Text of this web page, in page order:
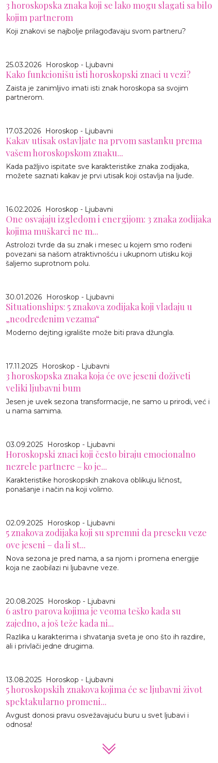
3 horoskopska znaka koji se lako mogu slagati sa bilo
kojim partnerom
Koji znakovi se najbolje prilagođavaju svom partneru?
25.03.2026 Horoskop - Ljubavni
Kako funkcionišu isti horoskopski znaci u vezi?
Zaista je zanimljivo imati isti znak horoskopa sa svojim
partnerom.
17.03.2026 Horoskop - Ljubavni
Kakav utisak ostavljate na prvom sastanku prema
vašem horoskopskom znaku...
Kada pažljivo ispitate sve karakteristike znaka zodijaka,
možete saznati kakav je prvi utisak koji ostavlja na ljude.
16.02.2026 Horoskop - Ljubavni
One osvajaju izgledom i energijom: 3 znaka zodijaka
kojima muškarci ne m...
Astrolozi tvrde da su znak i mesec u kojem smo rođeni
povezani sa našom atraktivnošću i ukupnom utisku koji
šaljemo suprotnom polu.
30.01.2026 Horoskop - Ljubavni
Situationships: 5 znakova zodijaka koji vladaju u
„neodređenim vezama“
Moderno dejting igralište može biti prava džungla.
17.11.2025 Horoskop - Ljubavni
3 horoskopska znaka koja će ove jeseni doživeti
veliki ljubavni bum
Jesen je uvek sezona transformacije, ne samo u prirodi, već i
u nama samima.
03.09.2025 Horoskop - Ljubavni
Horoskopski znaci koji često biraju emocionalno
nezrele partnere – ko je...
Karakteristike horoskopskih znakova oblikuju ličnost,
ponašanje i način na koji volimo.
02.09.2025 Horoskop - Ljubavni
5 znakova zodijaka koji su spremni da preseku veze
ove jeseni – da li st...
Nova sezona je pred nama, a sa njom i promena energije
koja ne zaobilazi ni ljubavne veze.
20.08.2025 Horoskop - Ljubavni
6 astro parova kojima je veoma teško kada su
zajedno, a još teže kada ni...
Razlika u karakterima i shvatanja sveta je ono što ih razdire,
ali i privlači jedne drugima.
13.08.2025 Horoskop - Ljubavni
5 horoskopskih znakova kojima će se ljubavni život
spektakularno promeni...
Avgust donosi pravu osvežavajuću buru u svet ljubavi i
odnosa!